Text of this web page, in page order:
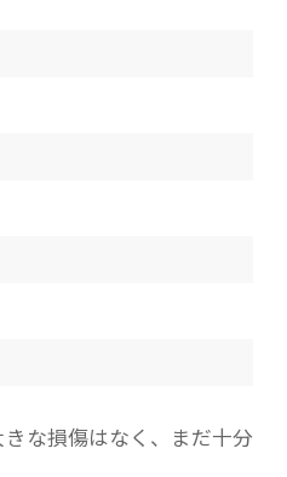
な損傷はなく、まだ十分